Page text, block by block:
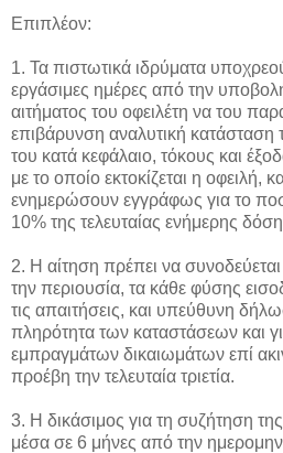
Επιπλέον:
1. Τα πιστωτικά ιδρύματα
εργάσιμες ημέρες από την
αιτήματος του οφειλέτη να του
επιβάρυνση αναλυτική
του κατά κεφάλαιο, τόκους και
με το οποίο εκτοκίζεται η οφειλή,
ενημερώσουν εγγράφως για το
10% της τελευταίας ενήμερης
2. Η αίτηση πρέπει να
την περιουσία, τα κάθε φύσης
τις απαιτήσεις, και υπεύθυνη
πληρότητα των καταστάσεων και
εμπραγμάτων δικαιωμάτων επί
προέβη την τελευταία τριετία.
3. Η δικάσιμος για τη συζήτηση
μέσα σε 6 μήνες από την